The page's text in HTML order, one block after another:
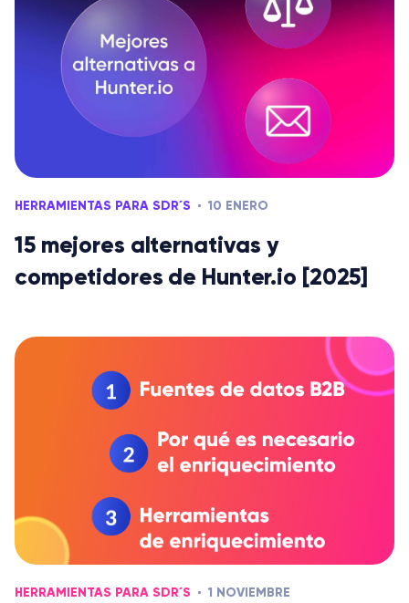
HERRAMIENTAS PARA SDR´S 10 ENERO
15 mejores alternativas y
competidores de Hunter.io [2025]
HERRAMIENTAS PARA SDR´S 1 NOVIEMBRE